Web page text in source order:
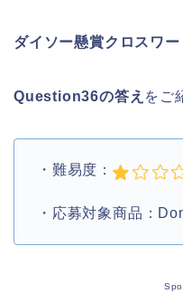
ダイソー懸賞クロスワ
Question36の答え をご
・難易度：
・応募対象商品：